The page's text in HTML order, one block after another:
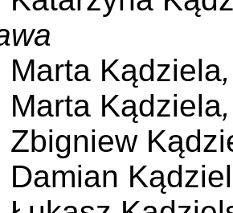
Marta Kądziela
Marta Kądziela
Zbigniew
Damian